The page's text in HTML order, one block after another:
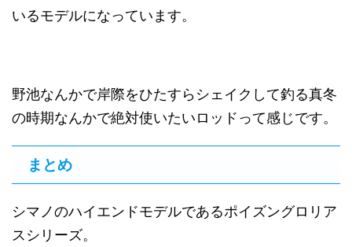
いるモデルになっています。
野池なんかで岸際をひたすらシェイクして釣る真冬
の時期なんかで絶対使いたいロッドって感じです。
まとめ
シマノのハイエンドモデルであるポイズングロリア
スシリーズ。